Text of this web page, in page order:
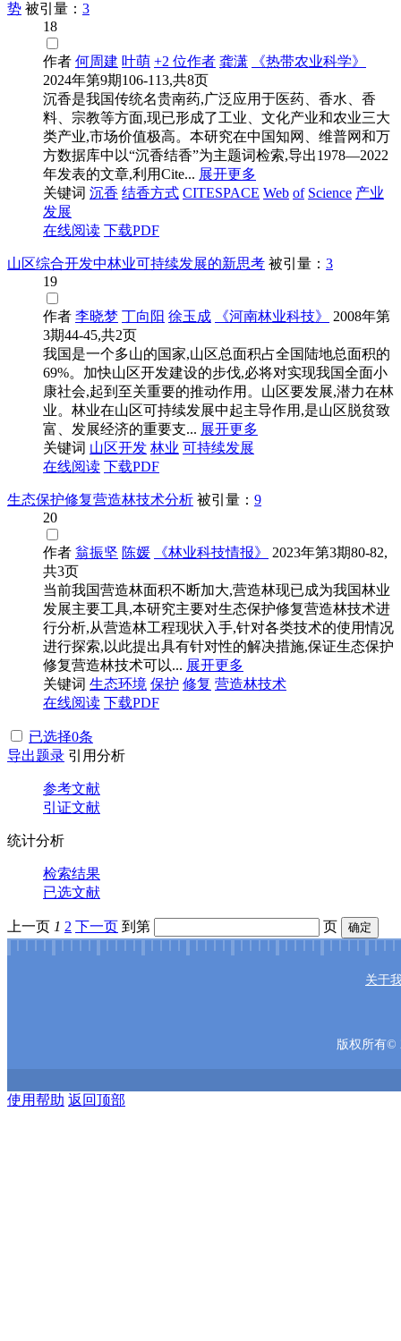
势 被引量： 3
18
作者 何周建 叶萌 +2 位作者 龚潇
《热带农业科学》
2024年第9期106-113,共8页
沉香是我国传统名贵南药,广泛应用于医药、香水、香
料、宗教等方面,现已形成了工业、文化产业和农业三大
类产业,市场价值极高。本研究在中国知网、维普网和万
方数据库中以“沉香结香”为主题词检索,导出1978—2022
年发表的文章,利用Cite... 展开更多
关键词 沉香 结香方式 CITESPACE Web of Science 产业
发展
在线阅读 下载PDF
山区综合开发中林业可持续发展的新思考 被引量： 3
19
作者 李晓梦 丁向阳 徐玉成 《河南林业科技》
2008年第
3期44-45,共2页
我国是一个多山的国家,山区总面积占全国陆地总面积的
69%。加快山区开发建设的步伐,必将对实现我国全面小
康社会,起到至关重要的推动作用。山区要发展,潜力在林
业。林业在山区可持续发展中起主导作用,是山区脱贫致
富、发展经济的重要支... 展开更多
关键词 山区开发 林业 可持续发展
在线阅读 下载PDF
生态保护修复营造林技术分析 被引量： 9
20
作者 翁振坚 陈媛 《林业科技情报》
2023年第3期80-82,
共3页
当前我国营造林面积不断加大,营造林现已成为我国林业
发展主要工具,本研究主要对生态保护修复营造林技术进
行分析,从营造林工程现状入手,针对各类技术的使用情况
进行探索,以此提出具有针对性的解决措施,保证生态保护
修复营造林技术可以... 展开更多
关键词 生态环境 保护 修复 营造林技术
在线阅读 下载PDF
已选择0条
导出题录 引用分析
参考文献
引证文献
统计分析
检索结果
已选文献
上一页 1 2 下一页 到第 页 确定
关于
版权所有©
使用帮助 返回顶部